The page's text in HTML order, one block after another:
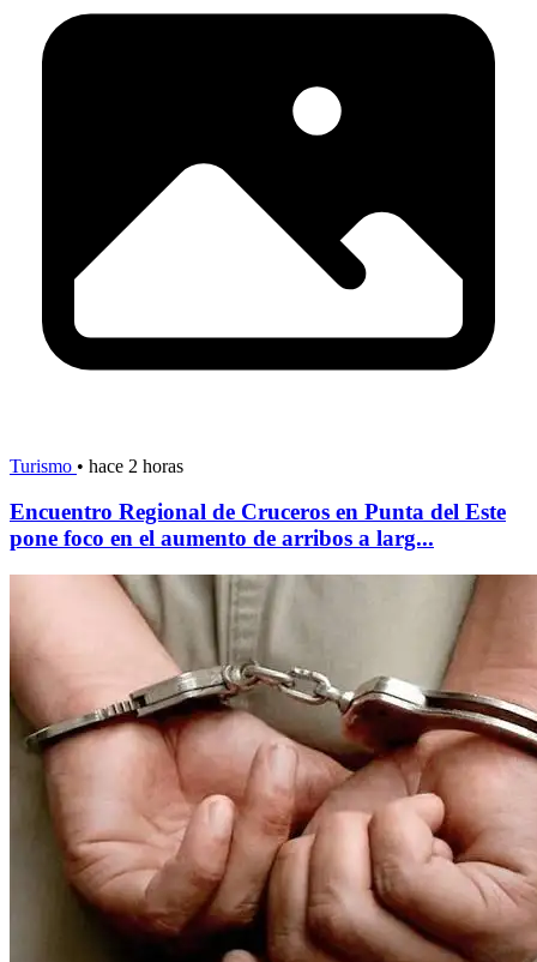
Turismo • hace 2 horas
Encuentro Regional de Cruceros en Punta del Este
pone foco en el aumento de arribos a larg...